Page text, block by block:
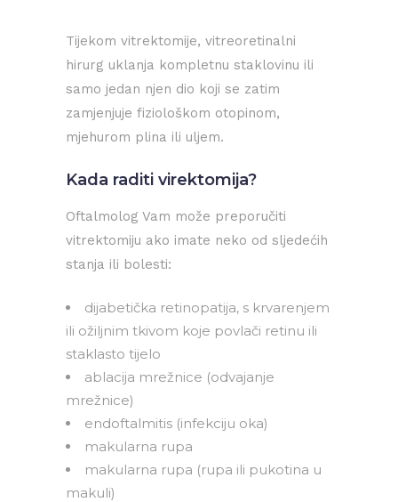
Tijekom vitrektomije, vitreoretinalni
hirurg uklanja kompletnu staklovinu ili
samo jedan njen dio koji se zatim
zamjenjuje fiziološkom otopinom,
mjehurom plina ili uljem.
Kada raditi virektomija?
Oftalmolog Vam može preporučiti
vitrektomiju ako imate neko od sljedećih
stanja ili bolesti:
dijabetička retinopatija, s krvarenjem
ili ožiljnim tkivom koje povlači retinu ili
staklasto tijelo
ablacija mrežnice (odvajanje
mrežnice)
endoftalmitis (infekciju oka)
makularna rupa
makularna rupa (rupa ili pukotina u
makuli)